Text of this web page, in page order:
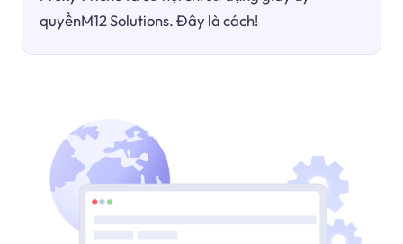
quyềnM12 Solutions. Đây là cách!